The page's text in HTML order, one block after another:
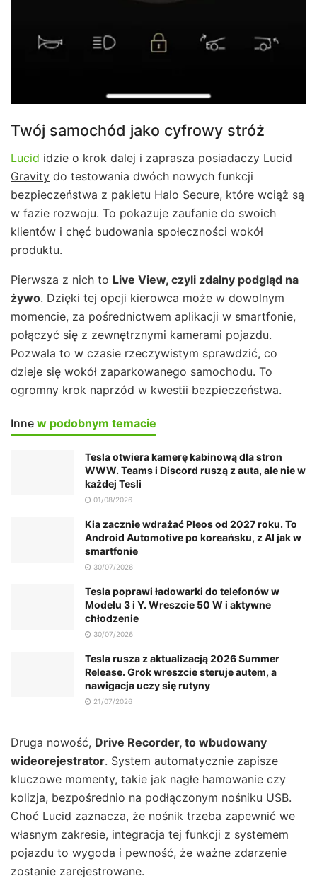
Twój samochód jako cyfrowy stróż
Lucid idzie o krok dalej i zaprasza posiadaczy Lucid
Gravity do testowania dwóch nowych funkcji
bezpieczeństwa z pakietu Halo Secure, które wciąż są
w fazie rozwoju. To pokazuje zaufanie do swoich
klientów i chęć budowania społeczności wokół
produktu.
Pierwsza z nich to Live View, czyli zdalny podgląd na
żywo. Dzięki tej opcji kierowca może w dowolnym
momencie, za pośrednictwem aplikacji w smartfonie,
połączyć się z zewnętrznymi kamerami pojazdu.
Pozwala to w czasie rzeczywistym sprawdzić, co
dzieje się wokół zaparkowanego samochodu. To
ogromny krok naprzód w kwestii bezpieczeństwa.
Inne w podobnym temacie
Tesla otwiera kamerę kabinową dla stron
WWW. Teams i Discord ruszą z auta, ale nie w
każdej Tesli
01/08/2026
Kia zacznie wdrażać Pleos od 2027 roku. To
Android Automotive po koreańsku, z AI jak w
smartfonie
30/07/2026
Tesla poprawi ładowarki do telefonów w
Modelu 3 i Y. Wreszcie 50 W i aktywne
chłodzenie
30/07/2026
Tesla rusza z aktualizacją 2026 Summer
Release. Grok wreszcie steruje autem, a
nawigacja uczy się rutyny
21/07/2026
Druga nowość, Drive Recorder, to wbudowany
wideorejestrator. System automatycznie zapisze
kluczowe momenty, takie jak nagłe hamowanie czy
kolizja, bezpośrednio na podłączonym nośniku USB.
Choć Lucid zaznacza, że nośnik trzeba zapewnić we
własnym zakresie, integracja tej funkcji z systemem
pojazdu to wygoda i pewność, że ważne zdarzenie
zostanie zarejestrowane.